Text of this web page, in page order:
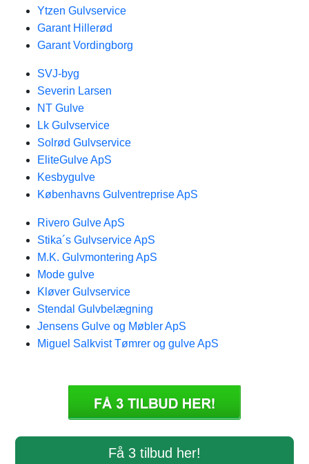
Ytzen Gulvservice
Garant Hillerød
Garant Vordingborg
SVJ-byg
Severin Larsen
NT Gulve
Lk Gulvservice
Solrød Gulvservice
EliteGulve ApS
Kesbygulve
Københavns Gulventreprise ApS
Rivero Gulve ApS
Stika´s Gulvservice ApS
M.K. Gulvmontering ApS
Mode gulve
Kløver Gulvservice
Stendal Gulvbelægning
Jensens Gulve og Møbler ApS
Miguel Salkvist Tømrer og gulve ApS
Få 3 tilbud her!